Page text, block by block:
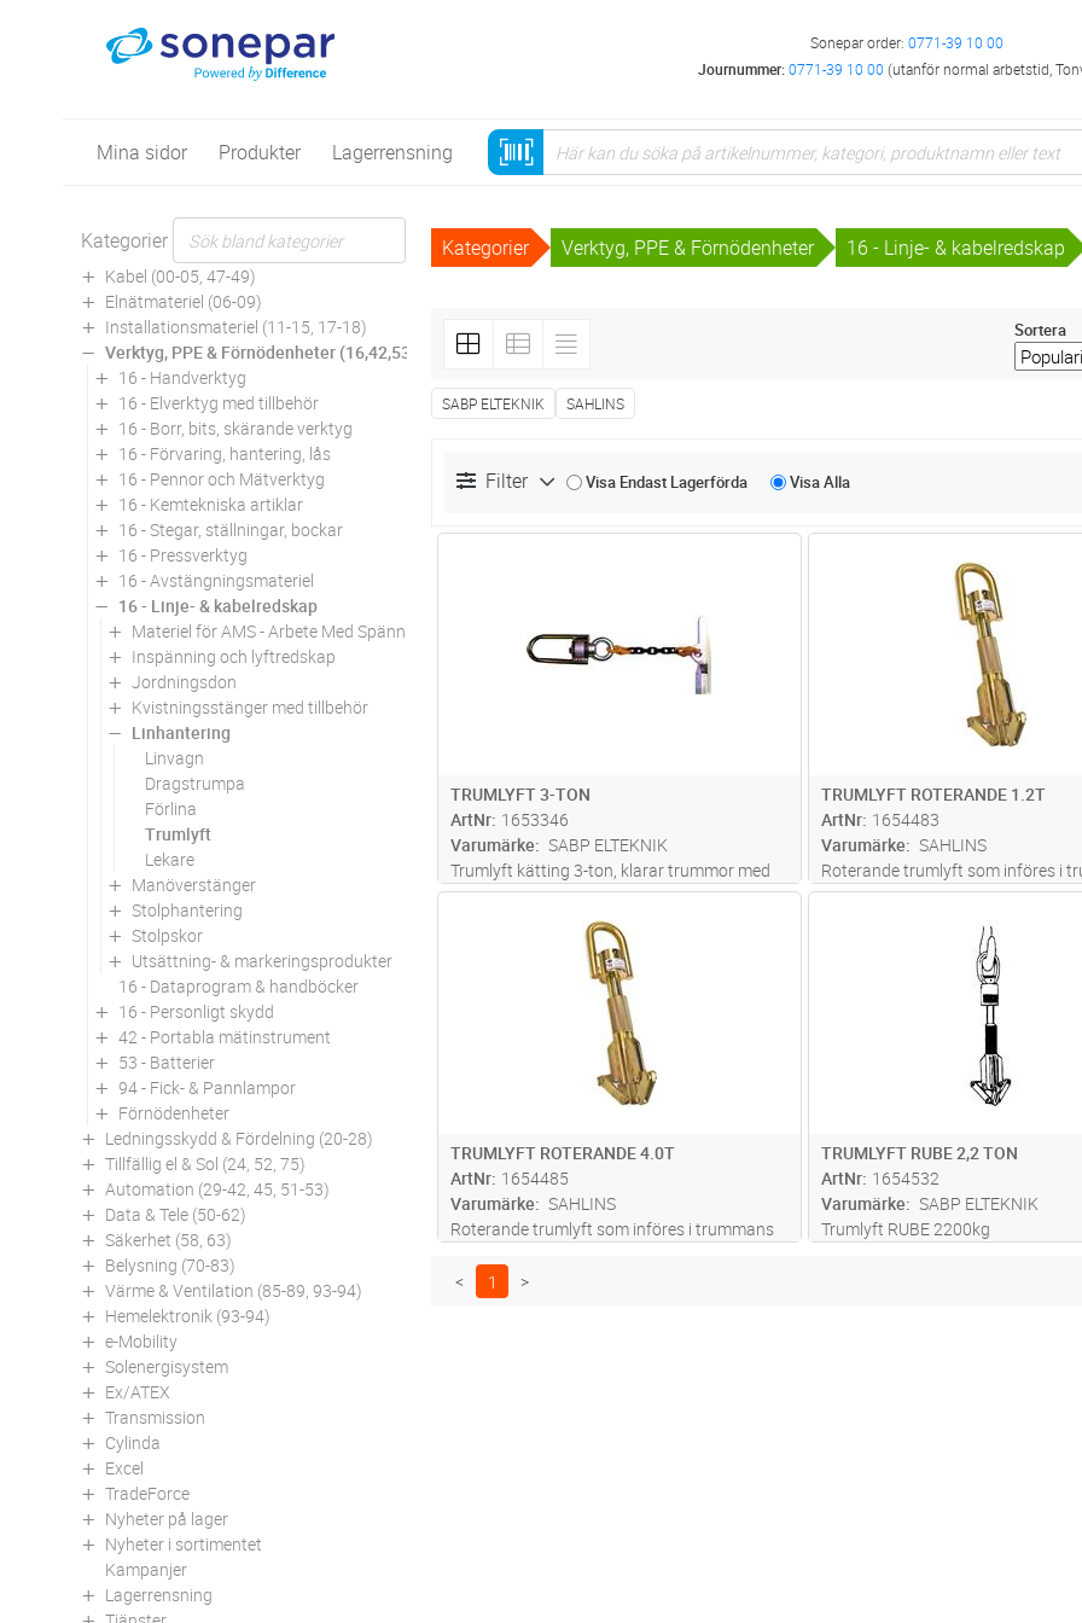
Sonepar order: 0771-39 10 00
Journummer:0771-39 10 00 (utanför normal arbetstid,
Mina sidor Produkter Lagerrensning
Kategorier
Kabel (00-05, 47-49)
Elnätmateriel (06-09)
Installationsmateriel (11-15, 17-18)
Verktyg, PPE & Förnödenheter (16,42,53,94)
16 - Handverktyg
16 - Elverktyg med tillbehör
16 - Borr, bits, skärande verktyg
16 - Förvaring, hantering, lås
16 - Pennor och Mätverktyg
16 - Kemtekniska artiklar
16 - Stegar, ställningar, bockar
16 - Pressverktyg
16 - Avstängningsmateriel
16 - Linje- & kabelredskap
Materiel för AMS - Arbete Med Spänning
Inspänning och lyftredskap
Jordningsdon
Kvistningsstänger med tillbehör
Linhantering
Linvagn
Dragstrumpa
Förlina
Trumlyft
Lekare
Manöverstänger
Stolphantering
Stolpskor
Utsättning- & markeringsprodukter
16 - Dataprogram & handböcker
16 - Personligt skydd
42 - Portabla mätinstrument
53 - Batterier
94 - Fick- & Pannlampor
Förnödenheter
Ledningsskydd & Fördelning (20-28)
Tillfällig el & Sol (24, 52, 75)
Automation (29-42, 45, 51-53)
Data & Tele (50-62)
Säkerhet (58, 63)
Belysning (70-83)
Värme & Ventilation (85-89, 93-94)
Hemelektronik (93-94)
e-Mobility
Solenergisystem
Ex/ATEX
Transmission
Cylinda
Excel
TradeForce
Nyheter på lager
Nyheter i sortimentet
Kampanjer
Lagerrensning
Kategorier Verktyg, PPE & Förnödenheter 16 - Linje- & kabelredskap
Sortera
SABP ELTEKNIK SAHLINS
Filter Visa Endast Lagerförda VisaAlla
TRUMLYFT 3-TON
ArtNr 1653346
Varumärke
SABP ELTEKNIK
Trumlyft kätting 3-ton, klarar trummor med
centrumhål 60-130mm
Lägg i
TRUMLYFT ROTERANDE 1.2T
ArtNr 1654483
Varumärke
SAHLINS
Roterande trumlyft som införes i
centrumhål i hopfällt läge. Vid lyft
griparmarna ut. Försedd med
gör att trumman roterar lätt.
Lägg i kundvagn
TRUMLYFT ROTERANDE 4.0T
ArtNr 1654485
Varumärke
SAHLINS
Roterande trumlyft som införes i trummans
griparmarna ut. Försedd med kullager, som
gör att trumman roterar lätt.
TRUMLYFT RUBE 2,2 TON
ArtNr 1654532
Varumärke
SABP ELTEKNIK
Trumlyft RUBE 2200kg
< 1 >